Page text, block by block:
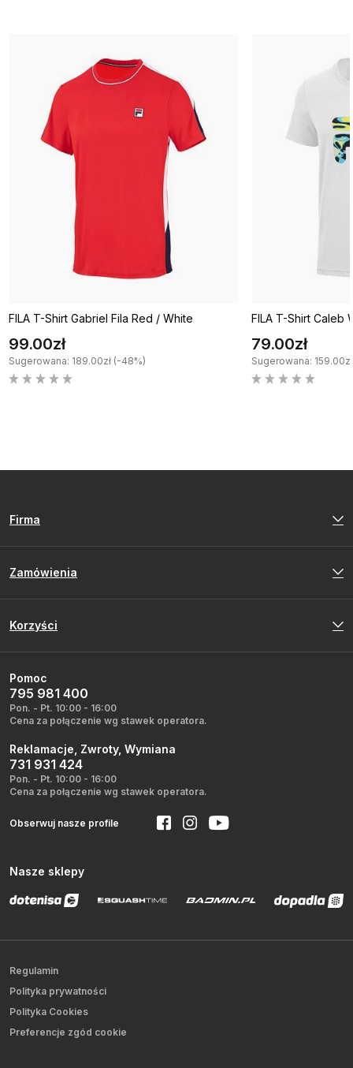
FILA T-Shirt Gabriel Fila Red / White
99.00zł
Sugerowana: 189.00zł (-48%)
FILA T-Shirt Caleb
79.00zł
Sugerowana:
Firma
Zamówienia
Korzyści
Pomoc
795 981 400
Pon. - Pt. 10:00 - 16:00
Cena za połączenie wg stawek operatora.
Reklamacje, Zwroty, Wymiana
731 931 424
Pon. - Pt. 10:00 - 16:00
Cena za połączenie wg stawek operatora.
Obserwuj nasze profile
Nasze sklepy
Regulamin
Polityka prywatności
Polityka Cookies
Preferencje zgód cookie